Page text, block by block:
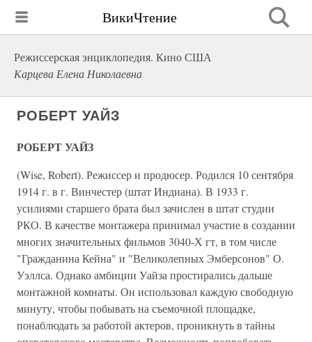
ВикиЧтение
Режиссерская энциклопедия. Кино США
Карцева Елена Николаевна
РОБЕРТ УАЙЗ
РОБЕРТ УАЙЗ
(Wise, Robert). Режиссер и продюсер. Родился 10 сентября
1914 г. в г. Винчестер (штат Индиана). В 1933 г.
усилиями старшего брата был зачислен в штат студии
РКО. В качестве монтажера принимал участие в создании
многих значительных фильмов 3040-Х гт, в том числе
"Гражданина Кейна" и "Великолепных Эмберсонов" О.
Уэллса. Однако амбиции Уайза простирались дальше
монтажной комнаты. Он использовал каждую свободную
минуту, чтобы побывать на съемочной площадке,
понаблюдать за работой актеров, проникнуть в тайны